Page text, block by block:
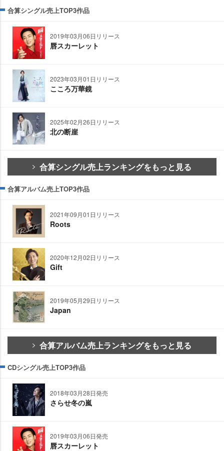
合算シングル売上TOP3作品
2019年03月06日リリース
唇スカーレット
2023年03月01日リリース
こころ万華鏡
2025年02月26日リリース
北の断崖
合算シングル売上ランキングをもっと見る
合算アルバム売上TOP3作品
2021年09月01日リリース
Roots
2020年12月02日リリース
Gift
2019年05月29日リリース
Japan
合算アルバム売上ランキングをもっと見る
CDシングル売上TOP3作品
2018年03月28日発売
さらせ冬の嵐
2019年03月06日発売
唇スカーレット